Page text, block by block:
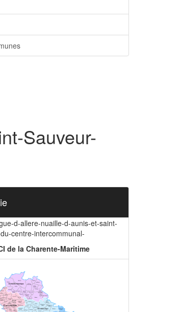
Sauveur-
d-allere-nuaille-d-aunis-et-saint-
centre-intercommunal-
de la Charente-Maritime